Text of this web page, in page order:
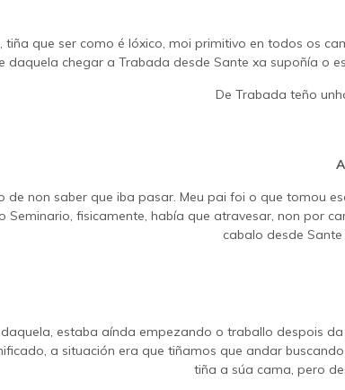
tiña que ser como é lóxico, moi primitivo en todos os
daquela chegar a Trabada desde Sante xa supoñía
De Trabada teño
de non saber que iba pasar. Meu pai foi o que tomou
Seminario, fisicamente, había que atravesar, non por
cabalo desde
daquela, estaba aínda empezando o traballo despois
a situación era que tiñamos que andar
tiña a súa cama, pero